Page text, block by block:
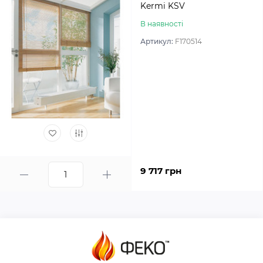
Kermi KSV
В наявності
Артикул: F170514
9 717 грн